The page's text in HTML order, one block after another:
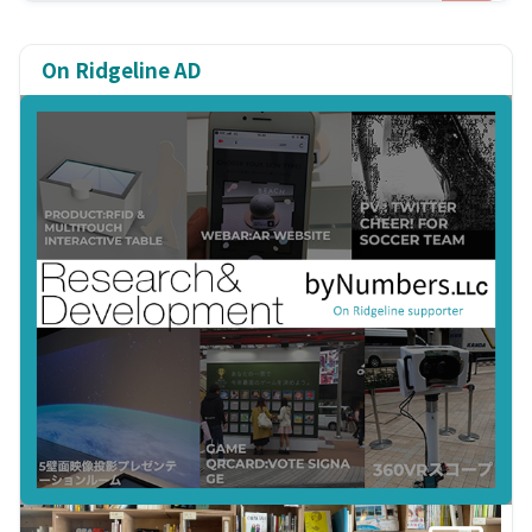
On Ridgeline AD